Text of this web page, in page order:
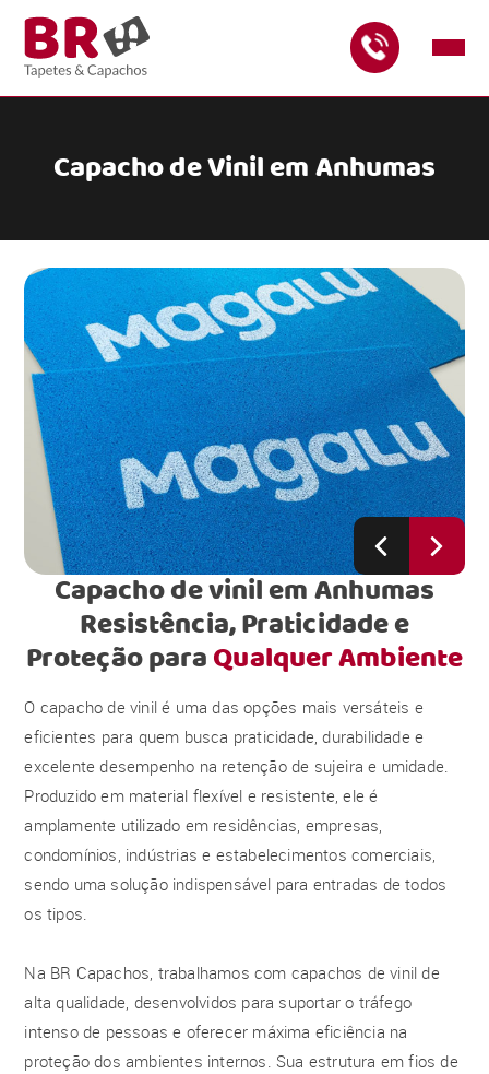
Capacho de Vinil em Anhumas
Capacho de vinil em Anhumas
Resistência, Praticidade e
Proteção paraQualquer Ambiente
O capacho de vinil é uma das opções mais versáteis e
eficientes para quem busca praticidade, durabilidade e
excelente desempenho na retenção de sujeira e umidade.
Produzido em material flexível e resistente, ele é
amplamente utilizado em residências, empresas,
condomínios, indústrias e estabelecimentos comerciais,
sendo uma solução indispensável para entradas de todos
os tipos.
Na BR Capachos, trabalhamos com capachos de vinil de
alta qualidade, desenvolvidos para suportar o tráfego
intenso de pessoas e oferecer máxima eficiência na
proteção dos ambientes internos. Sua estrutura em fios de